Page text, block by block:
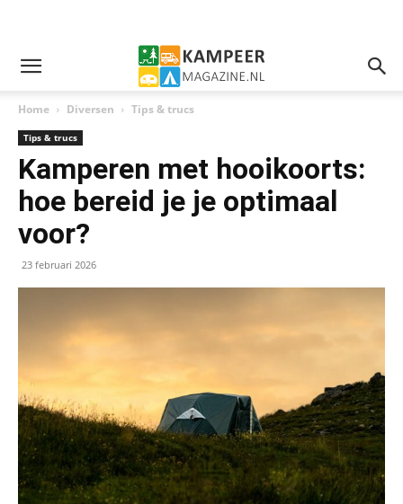
Home Diversen Tips & trucs
Tips & trucs
Kamperen met hooikoorts:
hoe bereid je je optimaal
voor?
23 februari 2026